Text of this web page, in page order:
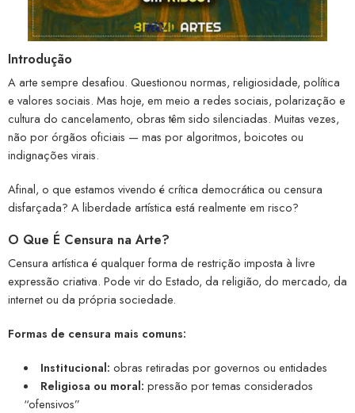
Introdução
A arte sempre desafiou. Questionou normas, religiosidade, política
e valores sociais. Mas hoje, em meio a redes sociais, polarização e
cultura do cancelamento, obras têm sido silenciadas. Muitas vezes,
não por órgãos oficiais — mas por algoritmos, boicotes ou
indignações virais.
Afinal, o que estamos vivendo é crítica democrática ou censura
disfarçada? A liberdade artística está realmente em risco?
O Que É Censura na Arte?
Censura artística é qualquer forma de restrição imposta à livre
expressão criativa. Pode vir do Estado, da religião, do mercado, da
internet ou da própria sociedade.
Formas de censura mais comuns:
Institucional: obras retiradas por governos ou entidades
Religiosa ou moral: pressão por temas considerados
“ofensivos”